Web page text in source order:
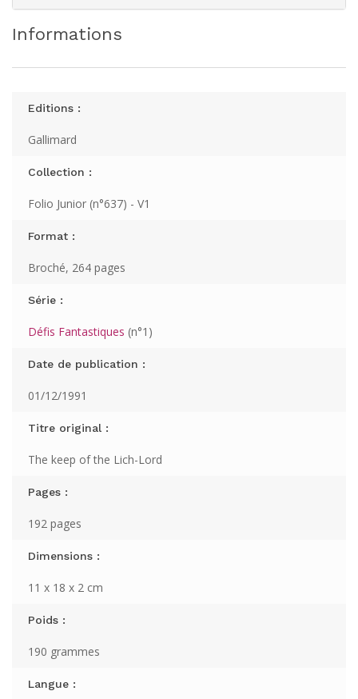
Informations
Editions :
Gallimard
Collection :
Folio Junior (n°637) - V1
Format :
Broché, 264 pages
Série :
Défis Fantastiques (n°1)
Date de publication :
01/12/1991
Titre original :
The keep of the Lich-Lord
Pages :
192 pages
Dimensions :
11 x 18 x 2 cm
Poids :
190 grammes
Langue :